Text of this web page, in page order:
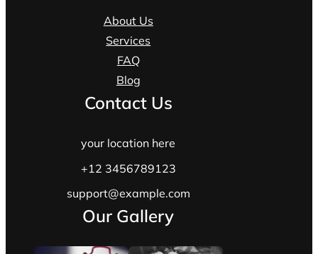
About Us
Services
FAQ
Blog
Contact Us
your location here
+12 3456789123
support@example.com
Our Gallery